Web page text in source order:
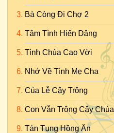
Bà Còng Đi Chợ 2
Tâm Tình Hiến Dâng
Tình Chúa Cao Vời
Nhớ Về Tình Mẹ Cha
Của Lễ Cậy Trông
Con Vẫn Trông Cậy Chúa
Tán Tụng Hồng Ân